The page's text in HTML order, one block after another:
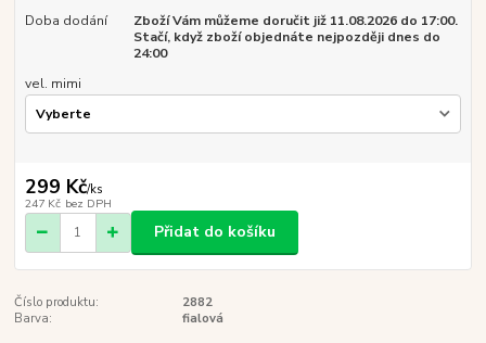
Doba dodání
Zboží Vám můžeme doručit již 11.08.2026 do 17:00.
Stačí, když zboží objednáte nejpozději dnes do
24:00
vel. mimi
299 Kč/ks
247 Kč bez DPH
Přidat do košíku
Číslo produktu:
2882
Barva:
fialová